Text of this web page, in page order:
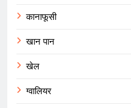
कानाफूसी
खान पान
खेल
ग्वालियर